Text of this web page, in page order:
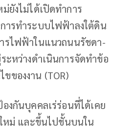
ยังไม่ได้เปิดทำการ
การทำระบบไฟฟ้าลงใต้ดิน
รไฟฟ้าในแนวถนนรัชดา-
ะหว่างดำเนินการจัดทำข้อ
ของงาน (TOR)
องกันบุคคลเร่ร่อนที่ได้เคย
หม่ และขึ้นไปชั้นบนใน